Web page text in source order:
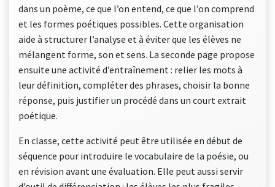
dans un poème, ce que l’on entend, ce que l’on comprend
et les formes poétiques possibles. Cette organisation
aide à structurer l’analyse et à éviter que les élèves ne
mélangent forme, son et sens. La seconde page propose
ensuite une activité d’entraînement : relier les mots à
leur définition, compléter des phrases, choisir la bonne
réponse, puis justifier un procédé dans un court extrait
poétique.
En classe, cette activité peut être utilisée en début de
séquence pour introduire le vocabulaire de la poésie, ou
en révision avant une évaluation. Elle peut aussi servir